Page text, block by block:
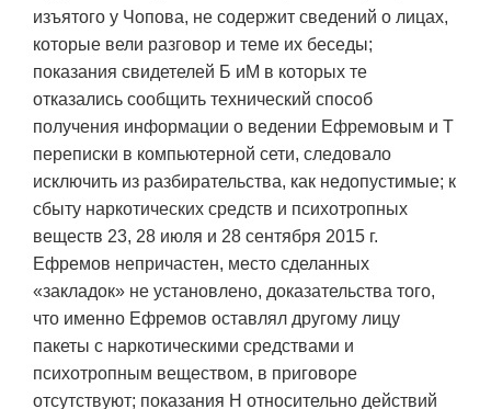
изъятого у Чопова, не содержит сведений о лицах,
которые вели разговор и теме их беседы;
показания свидетелей Б иМ в которых те
отказались сообщить технический способ
получения информации о ведении Ефремовым и Т
переписки в компьютерной сети, следовало
исключить из разбирательства, как недопустимые; к
сбыту наркотических средств и психотропных
веществ 23, 28 июля и 28 сентября 2015 г.
Ефремов непричастен, место сделанных
«закладок» не установлено, доказательства того,
что именно Ефремов оставлял другому лицу
пакеты с наркотическими средствами и
психотропным веществом, в приговоре
отсутствуют; показания Н относительно действий